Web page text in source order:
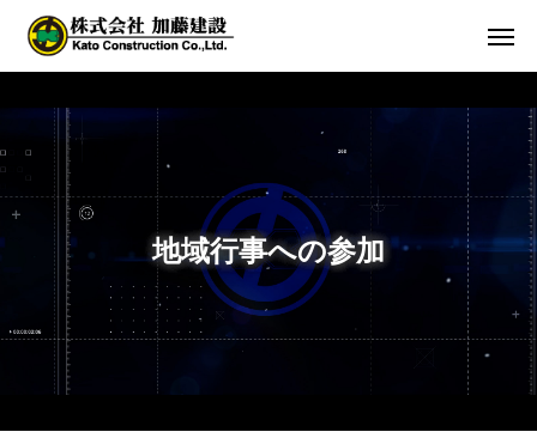
地域行事への参加